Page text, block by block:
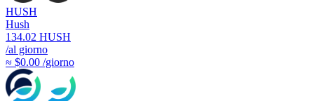
HUSH
Hush
134.02 HUSH
/al giorno
≈ $0.00 /giorno